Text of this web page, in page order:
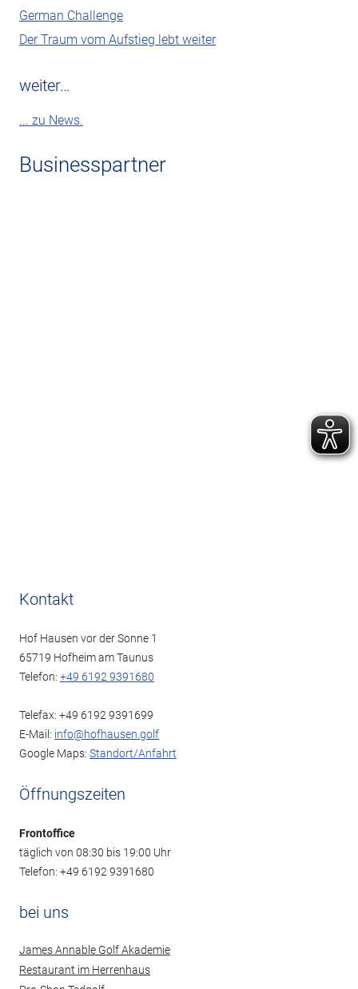
German Challenge
Der Traum vom Aufstieg lebt weiter
weiter…
... zu News.
Businesspartner
Kontakt
Hof Hausen vor der Sonne 1
65719 Hofheim am Taunus
Telefon: +49 6192 9391680
Telefax: +49 6192 9391699
E-Mail: info@hofhausen.golf
Google Maps: Standort/Anfahrt
Öffnungszeiten
Frontoffice
täglich von 08:30 bis 19:00 Uhr
Telefon: +49 6192 9391680
bei uns
James Annable Golf Akademie
Restaurant im Herrenhaus